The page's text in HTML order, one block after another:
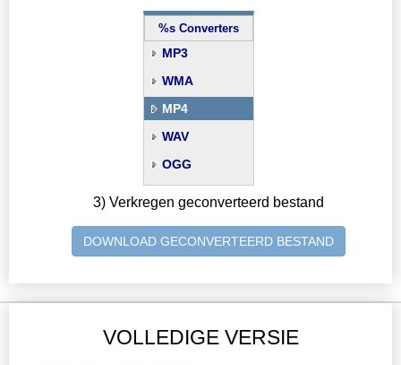
%s Converters
MP3
WMA
MP4
WAV
OGG
3) Verkregen geconverteerd bestand
DOWNLOAD GECONVERTEERD BESTAND
VOLLEDIGE VERSIE